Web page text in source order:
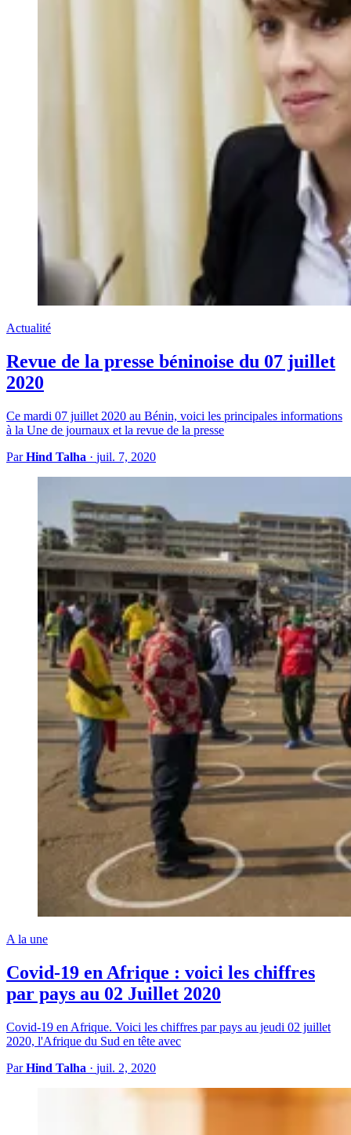
Actualité
Revue de la presse béninoise du 07 juillet
2020
Ce mardi 07 juillet 2020 au Bénin, voici les principales informations
à la Une de journaux et la revue de la presse
ParHind Talha · juil. 7, 2020
A la une
Covid-19 en Afrique : voici les chiffres
par pays au 02 Juillet 2020
Covid-19 en Afrique. Voici les chiffres par pays au jeudi 02 juillet
2020, l'Afrique du Sud en tête avec
ParHind Talha · juil. 2, 2020